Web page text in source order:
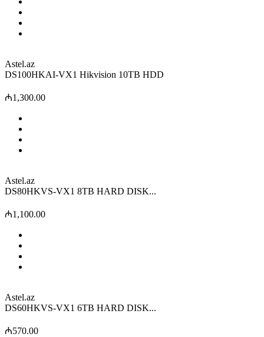
Astel.az
DS100HKAI-VX1 Hikvision 10TB HDD
₼1,300.00
Astel.az
DS80HKVS-VX1 8TB HARD DISK...
₼1,100.00
Astel.az
DS60HKVS-VX1 6TB HARD DISK...
₼570.00